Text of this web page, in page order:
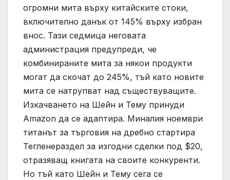
огромни мита върху китайските стоки,
включително данък от 145% върху избран
внос. Тази седмица неговата
администрация предупреди, че
комбинираните мита за някои продукти
могат да скочат до 245%, тъй като новите
мита се натрупват над съществуващите.
Изкачването на Шейн и Тему принуди
Amazon да се адаптира. Миналия ноември
титанът за търговия на дребно стартира
Тегленераздел за изгодни сделки под $20,
отразяващ книгата на своите конкуренти.
Но тъй като Шейн и Тему сега се